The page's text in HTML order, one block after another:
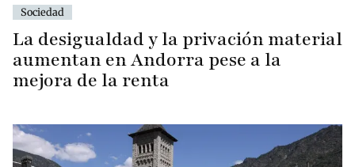
Sociedad
La desigualdad y la privación material
aumentan en Andorra pese a la
mejora de la renta